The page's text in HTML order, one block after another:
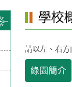
學校
請以左、右
綠園簡介